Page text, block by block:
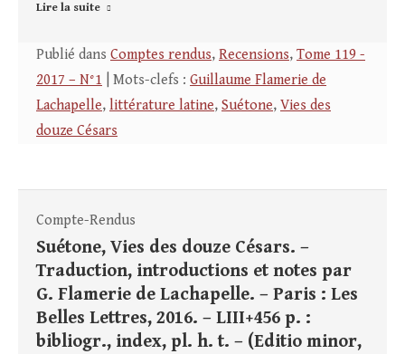
Lire la suite
Publié dans Comptes rendus, Recensions, Tome 119 -
2017 – N°1 | Mots-clefs : Guillaume Flamerie de
Lachapelle, littérature latine, Suétone, Vies des
douze Césars
Compte-Rendus
Suétone, Vies des douze Césars. –
Traduction, introductions et notes par
G. Flamerie de Lachapelle. – Paris : Les
Belles Lettres, 2016. – LIII+456 p. :
bibliogr., index, pl. h. t. – (Editio minor,